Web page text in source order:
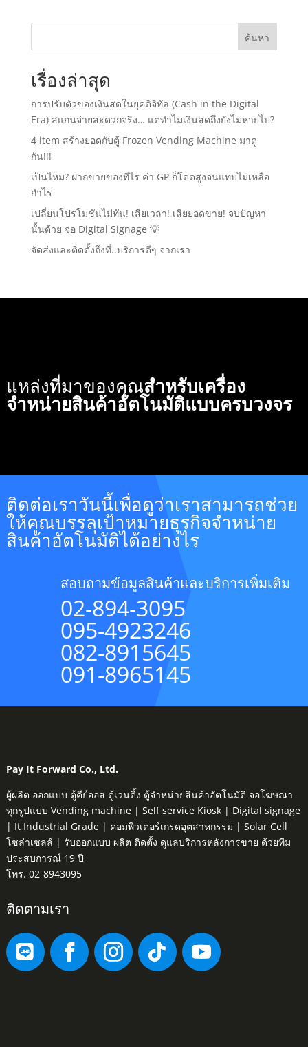
ค้นหา
เรื่องล่าสุด
การปรับตัวของเงินสดในยุคดิจิทัล (Cash in the Digital
Era) สแกนจ่ายสะดวกจริง… แต่ทำไมเงินสดถึงยังไม่หายไป?
4 item สร้างยอดกับตู้ Frozen Vending Machine มาดู
กัน!!!
เป็นไหม? ฝากขายของทีไร ค่า GP ก็โดดสูงจนแทบไม่เหลือ
กำไร
เปลี่ยนโปรโมชันไม่ทัน! เสียเวลา! เสียยอดขาย! จบปัญหา
นั้นด้วย จอ Digital Signage 💡
จัดส่งและติดตั้งถึงที่..บริการดีๆ จากเรา
แหล่งที่มาของคุณสำหรับเครื่อง
จำหน่ายสินค้าอัตโนมัติแบบครบวงจร
ติดต่อเราวันนี้เพื่อดูว่าเราสามารถช่วย
ให้คุณบรรลุเป้าหมายธุรกิจจำหน่าย
สินค้าอัตโนมัติได้อย่างไร
สอบถามข้อมูลสินค้าและบริการเพิ่มเติม
02-894-3095
095-4923246
082-8915645
091-8965145
Pay It Forward Co., Ltd.
ผู้ผลิต ออกแบบ ตู้คีย์ออส ตู้เวนดิ้ง ตู้จำหน่ายสินค้าอัตโนมัติ จอโฆษณา
ทุกรูปแบบ Vending machine | Self service Kiosk | Digital signage
| It Industrial Grade | คอมพิวเตอร์เกรดอุตสาหกรรม | Solar Cell
โซล่าเซลล์ | รับออกแบบ ผลิต ติดตั้ง ดูแลบริการหลังการขาย ด้วยทีม
ประสบการณ์ 19 ปี
โทร. 02-8943095
ติดตามเรา